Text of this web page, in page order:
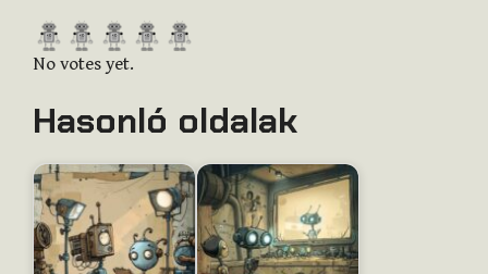
R
a
e
h
i
s
i
No votes yet.
Hasonló oldalak